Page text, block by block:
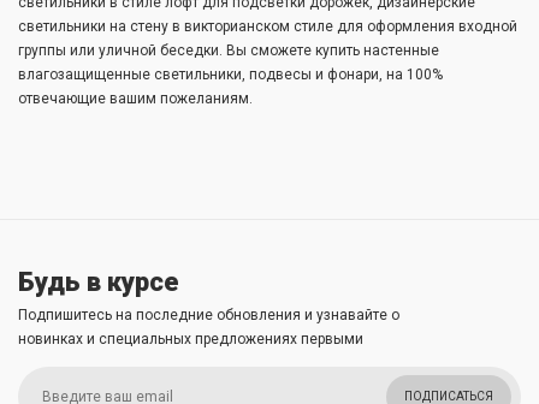
светильники на стену в викторианском стиле для оформления входной
группы или уличной беседки. Вы сможете купить настенные
влагозащищенные светильники, подвесы и фонари, на 100%
отвечающие вашим пожеланиям.
Будь в курсе
Подпишитесь на последние обновления и узнавайте о
новинках и специальных предложениях первыми
ПОДПИСАТЬСЯ